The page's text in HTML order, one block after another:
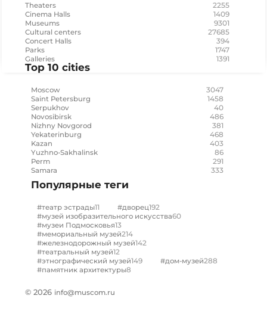
Theaters 2255
Cinema Halls 1409
Museums 9301
Cultural centers 27685
Concert Halls 394
Parks 1747
Galleries 1391
Top 10 cities
Moscow 3047
Saint Petersburg 1458
Serpukhov 40
Novosibirsk 486
Nizhny Novgorod 381
Yekaterinburg 468
Kazan 403
Yuzhno-Sakhalinsk 86
Perm 291
Samara 333
Популярные теги
#театр эстрады11 #дворец192
#музей изобразительного искусства60
#музеи Подмосковья13
#мемориальный музей214
#железнодорожный музей142
#театральный музей12
#этнографический музей149 #дом-музей288
#памятник архитектуры8
© 2026 info@muscom.ru